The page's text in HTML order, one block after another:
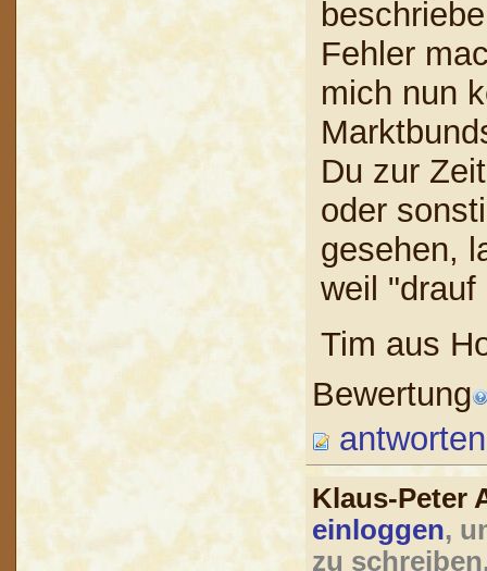
Fehler
mich nun
Du zur
oder
gesehen,
weil
Tim aus
Bewertung
antworten
Klaus-Peter
einloggen,
zu